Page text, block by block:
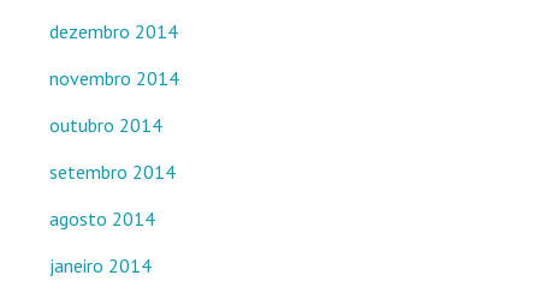
dezembro 2014
novembro 2014
outubro 2014
setembro 2014
agosto 2014
janeiro 2014